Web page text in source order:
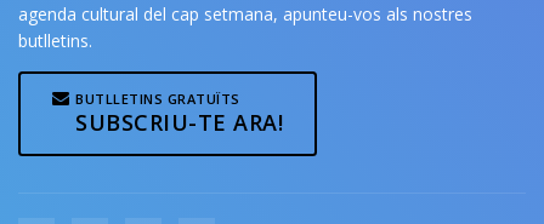
agenda cultural del cap setmana, apunteu-vos als nostres
butlletins.
BUTLLETINS GRATUÏTS
SUBSCRIU-TE ARA!